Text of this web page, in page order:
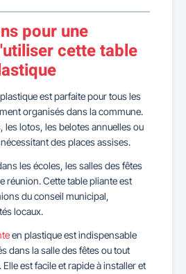
pour une
cette table
est parfaite pour tous les
organisés dans la commune.
les lotos, les belotes annuelles ou
des places assises.
les écoles, les salles des fêtes
réunion. Cette table pliante est
du conseil municipal,
locaux.
en plastique est indispensable
dans la salle des fêtes ou tout
est facile et rapide à installer et